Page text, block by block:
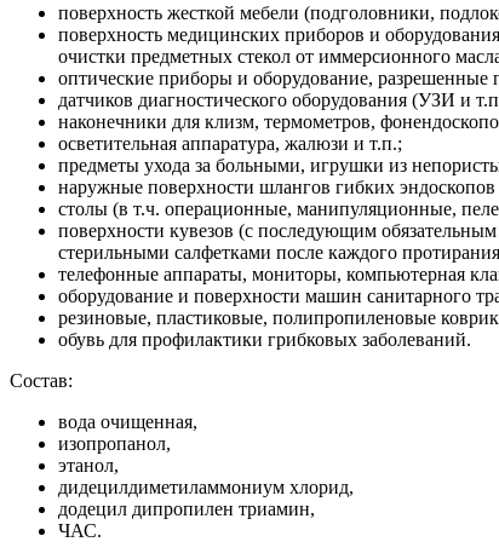
поверхность жесткой мебели (подголовники,
поверхность медицинских приборов и
очистки предметных стекол от иммерсионного
оптические приборы и оборудование, разрешенные
датчиков диагностического оборудования (УЗИ и
наконечники для клизм, термометров,
осветительная аппаратура, жалюзи и т.п.;
предметы ухода за больными, игрушки из
наружные поверхности шлангов гибких эндоскопов
столы (в т.ч. операционные, манипуляционные,
поверхности кувезов (с последующим
стерильными салфетками после каждого
телефонные аппараты, мониторы, компьютерная
оборудование и поверхности машин санитарного
резиновые, пластиковые, полипропиленовые
обувь для профилактики грибковых заболеваний.
Состав:
вода очищенная,
изопропанол,
этанол,
дидецилдиметиламмониум хлорид,
додецил дипропилен триамин,
ЧАС.